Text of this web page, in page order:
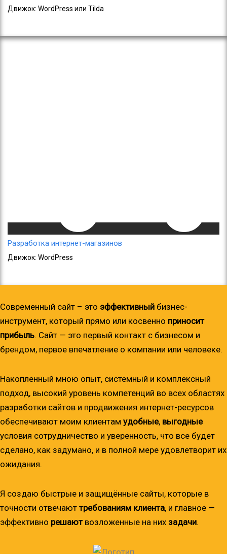
Движок: WordPress или Tilda
Разработка интернет-магазинов
Движок: WordPress
Современный сайт – это эффективный бизнес-
инструмент, который прямо или косвенно приносит
прибыль. Сайт — это первый контакт с бизнесом и
брендом, первое впечатление о компании или человеке.
Накопленный мною опыт, системный и комплексный
подход, высокий уровень компетенций во всех областях
разработки сайтов и продвижения интернет-ресурсов
обеспечивают моим клиентам удобные, выгодные
условия сотрудничество и уверенность, что все будет
сделано, как задумано, и в полной мере удовлетворит их
ожидания.
Я создаю быстрые и защищённые сайты, которые в
точности отвечают требованиям клиента, и главное —
эффективно решаютвозложенные на них задачи.